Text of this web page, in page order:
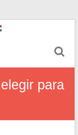
para